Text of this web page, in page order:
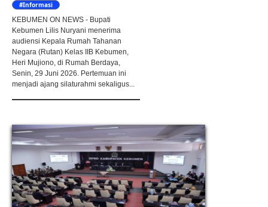
#Informasi
KEBUMEN ON NEWS - Bupati
Kebumen Lilis Nuryani menerima
audiensi Kepala Rumah Tahanan
Negara (Rutan) Kelas IIB Kebumen,
Heri Mujiono, di Rumah Berdaya,
Senin, 29 Juni 2026. Pertemuan ini
menjadi ajang silaturahmi sekaligus...